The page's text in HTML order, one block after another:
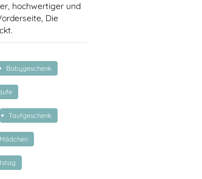
hochwertiger und
Die
Babygeschenk
Taufgeschenk